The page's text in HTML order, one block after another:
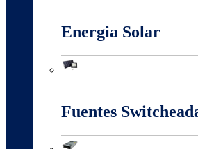
Energia Solar
Fuentes